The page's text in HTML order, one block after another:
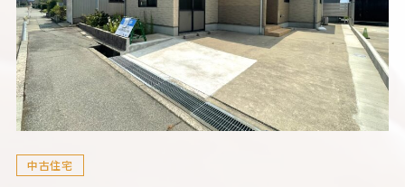
中古住宅